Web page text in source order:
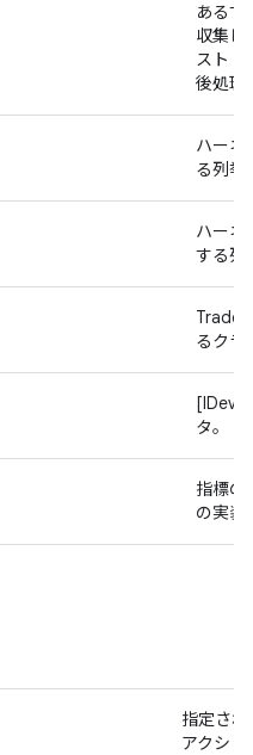
あるす
収集し
スト
後処理
ハーネ
る列
ハーネ
する列
るク
タ。
指標の
の実
指定さ
アクシ